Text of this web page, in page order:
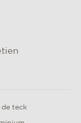
de teck